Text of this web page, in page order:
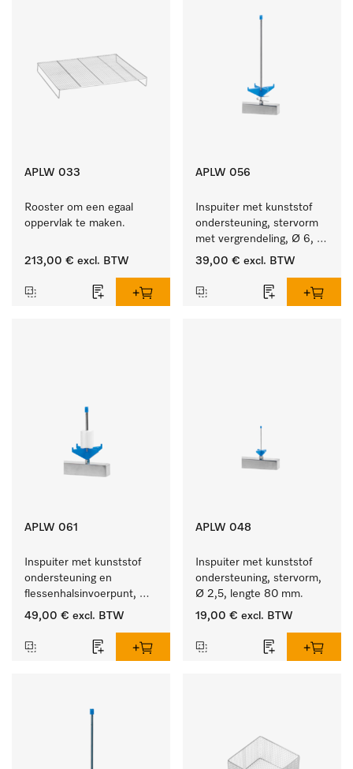
APLW 033
Rooster om een egaal
oppervlak te maken.
213,00 € excl. BTW
APLW 056
Inspuiter met kunststof
ondersteuning, stervorm
met vergrendeling, Ø 6,
lengte 225 mm.
39,00 € excl. BTW
APLW 061
Inspuiter met kunststof
ondersteuning en
flessenhalsinvoerpunt,
ster, Ø 6, lengte 115 mm.
49,00 € excl. BTW
APLW 048
Inspuiter met kunststof
ondersteuning, stervorm,
Ø 2,5, lengte 80 mm.
19,00 € excl. BTW